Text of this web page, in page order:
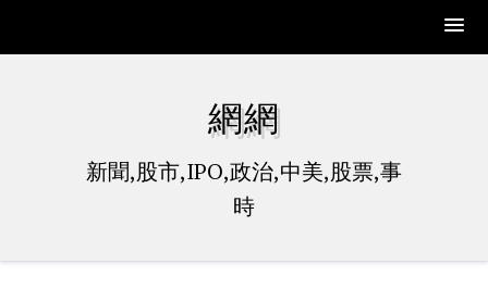
網網
新聞,股市,IPO,政治,中美,股票,事
時